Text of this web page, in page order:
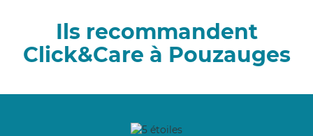
Ils recommandent
Click&Care à Pouzauges